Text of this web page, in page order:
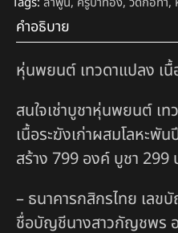
คำอธิบาย
หุ่นพยนต์ เทวดาแปลง เนื้
สนใจเช่าบูชาหุ่นพยนต์ เท
เนื้อระฆังเก่าผสมโลหะพัน
สร้าง 799 องค์ บูชา
– ธนาคารกสิกรไทย เล
ชื่อบัญชีนางสาวกัญชพร